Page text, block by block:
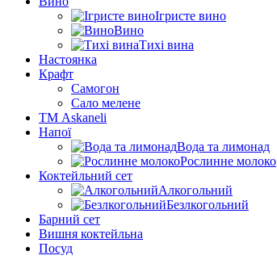
Ігристе вино
Вино
Тихі вина
Настоянка
Крафт
Самогон
Сало мелене
ТМ Askaneli
Напої
Вода та лимонад
Рослинне молоко
Коктейльний сет
Алкогольний
Безлкогольний
Барний сет
Вишня коктейльна
Посуд